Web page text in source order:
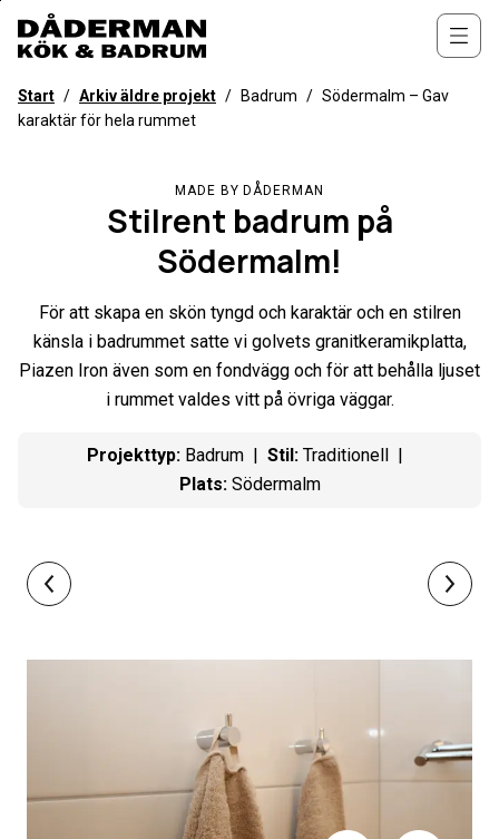
övergripande
för
webbplatsen
Start / Arkiv äldre projekt / Badrum / Södermalm – Gav
karaktär för hela rummet
MADE BY DÅDERMAN
Stilrent badrum på
Södermalm!
För att skapa en skön tyngd och karaktär och en stilren
känsla i badrummet satte vi golvets granitkeramikplatta,
Piazen Iron även som en fondvägg och för att behålla ljuset
i rummet valdes vitt på övriga väggar.
Projekttyp: Badrum Stil : Traditionell
Plats: Södermalm